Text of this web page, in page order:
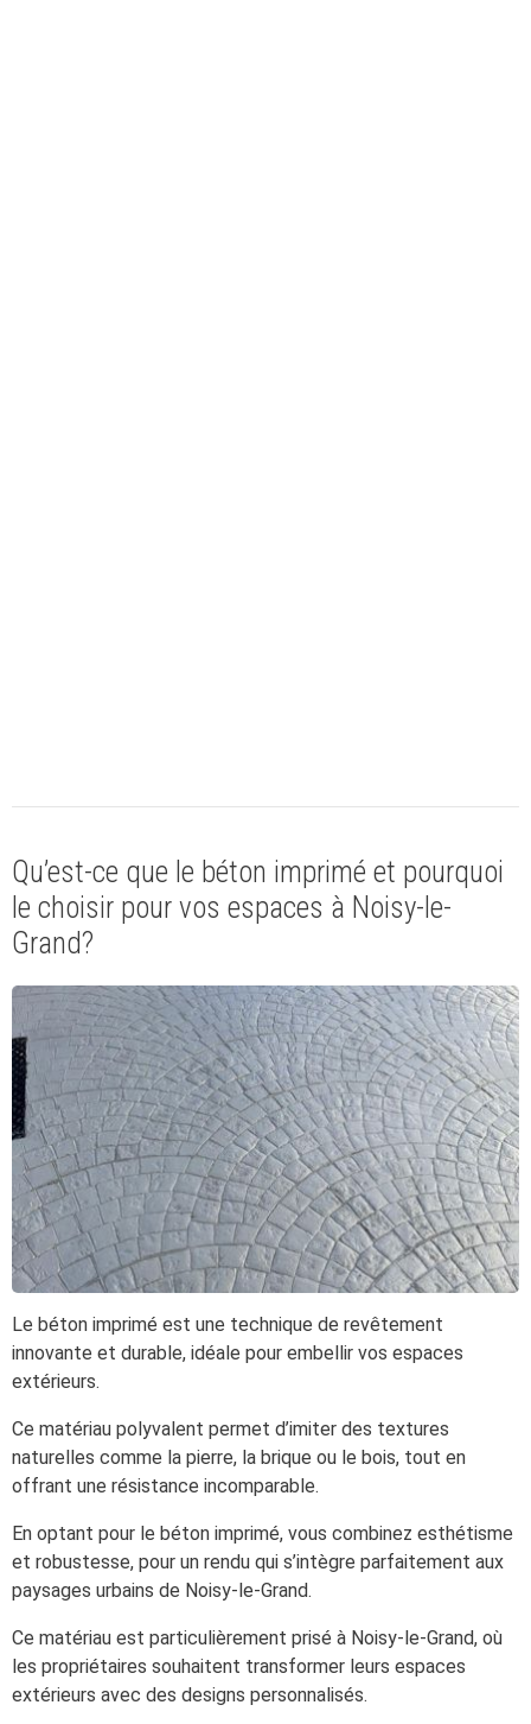
Qu’est-ce que le béton imprimé et pourquoi
le choisir pour vos espaces à Noisy-le-
Grand?
Le béton imprimé est une technique de revêtement
innovante et durable, idéale pour embellir vos espaces
extérieurs.
Ce matériau polyvalent permet d’imiter des textures
naturelles comme la pierre, la brique ou le bois, tout en
offrant une résistance incomparable.
En optant pour le béton imprimé, vous combinez esthétisme
et robustesse, pour un rendu qui s’intègre parfaitement aux
paysages urbains de Noisy-le-Grand.
Ce matériau est particulièrement prisé à Noisy-le-Grand, où
les propriétaires souhaitent transformer leurs espaces
extérieurs avec des designs personnalisés.